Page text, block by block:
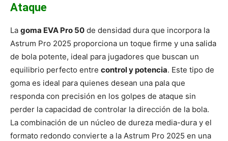
Ataque
La goma EVA Pro 50 de densidad dura que incorpora la
Astrum Pro 2025 proporciona un toque firme y una salida
de bola potente, ideal para jugadores que buscan un
equilibrio perfecto entre control y potencia. Este tipo de
goma es ideal para quienes desean una pala que
responda con precisión en los golpes de ataque sin
perder la capacidad de controlar la dirección de la bola.
La combinación de un núcleo de dureza media-dura y el
formato redondo convierte a la Astrum Pro 2025 en una